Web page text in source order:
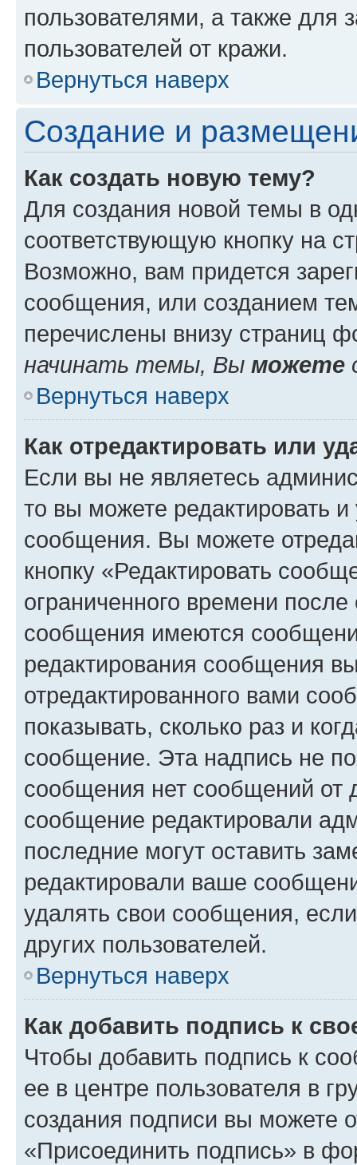
пользователями, а также для
пользователей от кражи.
Вернуться наверх
Создание и
Как создать новую тему?
Для создания новой темы в
соответствующую кнопку на
Возможно, вам придется
сообщения, или созданием
перечислены внизу страниц
начинать темы, Вы можете
Вернуться наверх
Как отредактировать или
Если вы не являетесь
то вы можете редактировать
сообщения. Вы можете
кнопку «Редактировать
ограниченного времени
сообщения имеются
редактирования сообщения
отредактированного вами
показывать, сколько раз и
сообщение. Эта надпись не
сообщения нет сообщений от
сообщение редактировали
последние могут оставить
редактировали ваше
удалять свои сообщения,
других пользователей.
Вернуться наверх
Как добавить подпись к
Чтобы добавить подпись к
ее в центре пользователя в
создания подписи вы можете
«Присоединить подпись» в